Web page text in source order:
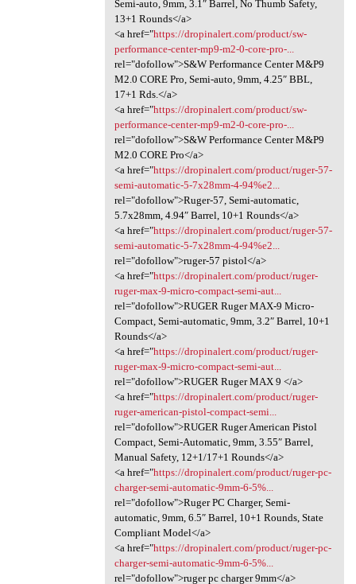
Semi-auto, 9mm, 3.1″ Barrel, No Thumb Safety,
13+1 Rounds</a>
<a href="https://dropinalert.com/product/sw-
performance-center-mp9-m2-0-core-pro-...
rel="dofollow">S&W Performance Center M&P9
M2.0 CORE Pro, Semi-auto, 9mm, 4.25″ BBL,
17+1 Rds.</a>
<a href="https://dropinalert.com/product/sw-
performance-center-mp9-m2-0-core-pro-...
rel="dofollow">S&W Performance Center M&P9
M2.0 CORE Pro</a>
<a href="https://dropinalert.com/product/ruger-57-
semi-automatic-5-7x28mm-4-94%e2...
rel="dofollow">Ruger-57, Semi-automatic,
5.7x28mm, 4.94″ Barrel, 10+1 Rounds</a>
<a href="https://dropinalert.com/product/ruger-57-
semi-automatic-5-7x28mm-4-94%e2...
rel="dofollow">ruger-57 pistol</a>
<a href="https://dropinalert.com/product/ruger-
ruger-max-9-micro-compact-semi-aut...
rel="dofollow">RUGER Ruger MAX-9 Micro-
Compact, Semi-automatic, 9mm, 3.2″ Barrel, 10+1
Rounds</a>
<a href="https://dropinalert.com/product/ruger-
ruger-max-9-micro-compact-semi-aut...
rel="dofollow">RUGER Ruger MAX 9 </a>
<a href="https://dropinalert.com/product/ruger-
ruger-american-pistol-compact-semi...
rel="dofollow">RUGER Ruger American Pistol
Compact, Semi-Automatic, 9mm, 3.55″ Barrel,
Manual Safety, 12+1/17+1 Rounds</a>
<a href="https://dropinalert.com/product/ruger-pc-
charger-semi-automatic-9mm-6-5%...
rel="dofollow">Ruger PC Charger, Semi-
automatic, 9mm, 6.5″ Barrel, 10+1 Rounds, State
Compliant Model</a>
<a href="https://dropinalert.com/product/ruger-pc-
charger-semi-automatic-9mm-6-5%...
rel="dofollow">ruger pc charger 9mm</a>